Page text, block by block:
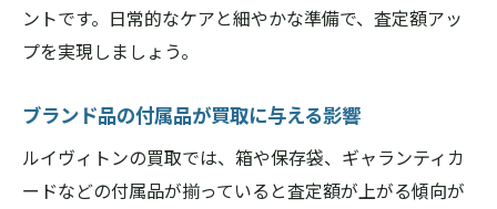
ントです。日常的なケアと細やかな準備で、査定額アッ
プを実現しましょう。
ブランド品の付属品が買取に与える影響
ルイヴィトンの買取では、箱や保存袋、ギャランティカ
ードなどの付属品が揃っていると査定額が上がる傾向が